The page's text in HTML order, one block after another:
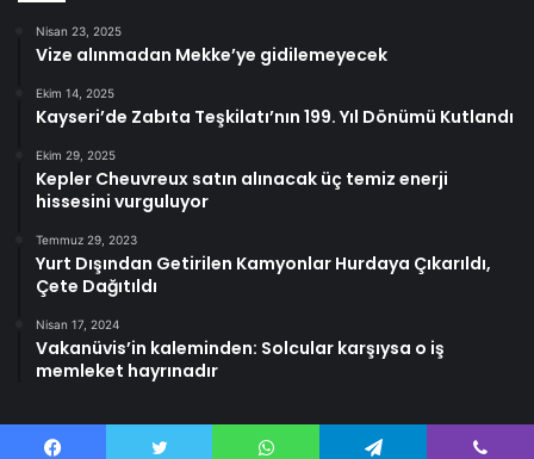
Nisan 23, 2025
Vize alınmadan Mekke’ye gidilemeyecek
Ekim 14, 2025
Kayseri’de Zabıta Teşkilatı’nın 199. Yıl Dönümü Kutlandı
Ekim 29, 2025
Kepler Cheuvreux satın alınacak üç temiz enerji
hissesini vurguluyor
Temmuz 29, 2023
Yurt Dışından Getirilen Kamyonlar Hurdaya Çıkarıldı,
Çete Dağıtıldı
Nisan 17, 2024
Vakanüvis’in kaleminden: Solcular karşıysa o iş
memleket hayrınadır